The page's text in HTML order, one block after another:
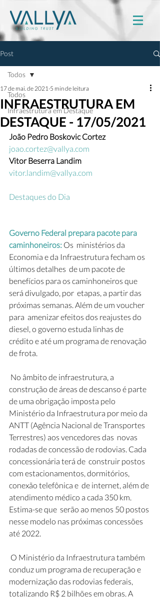
Post
Todos
Infraestrutura em Destaque
Todos
INFRAESTRUTURA EM
DESTAQUE - 17/05/2021
17 de mai. de 2021 5 min de leitura
João Pedro Boskovic Cortez
joao.cortez@vallya.com
Vitor Beserra Landim
vitor.landim@vallya.com
Destaques do Dia
Governo Federal prepara pacote para
caminhoneiros: Os  ministérios da
Economia e da Infraestrutura fecham os
últimos detalhes  de um pacote de
benefícios para os caminhoneiros que
será divulgado, por  etapas, a partir das
próximas semanas. Além de um voucher
para  amenizar efeitos dos reajustes do
diesel, o governo estuda linhas de
crédito e até um programa de renovação
de frota.
construção de áreas de descanso é parte
de uma obrigação imposta pelo
Ministério da Infraestrutura por meio da
ANTT (Agência Nacional de Transportes
Terrestres) aos vencedores das  novas
rodadas de concessão de rodovias. Cada
concessionária terá de  construir postos
com estacionamentos, dormitórios,
conexão telefônica e  de internet, além de
atendimento médico a cada 350 km.
Estima-se que  serão ao menos 50 postos
nesse modelo nas próximas concessões
até 2022.
conduz um programa de recuperação e
modernização das rodovias federais,
totalizando R$ 2 bilhões em obras. A